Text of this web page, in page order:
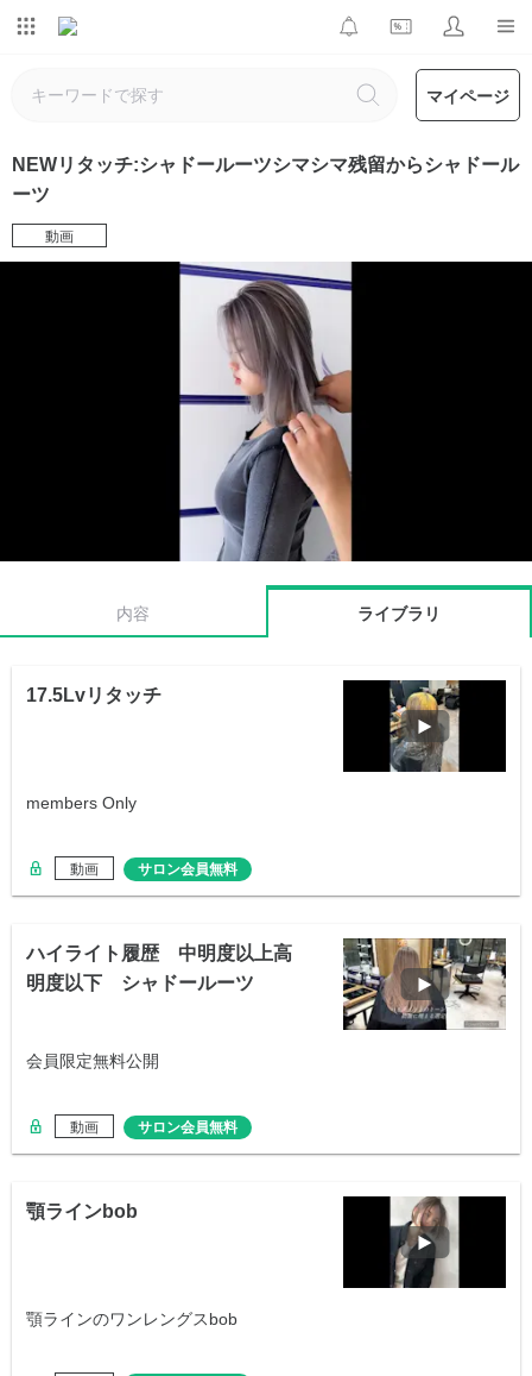
マイページ
NEWリタッチ:シャドールーツシマシマ残留からシャドール
ーツ
動画
内容 ライブラリ
17.5Lvリタッチ
members Only
動画 サロン会員無料
ハイライト履歴 中明度以上高
明度以下 シャドールーツ
会員限定無料公開
動画 サロン会員無料
顎ラインbob
顎ラインのワンレングスbob